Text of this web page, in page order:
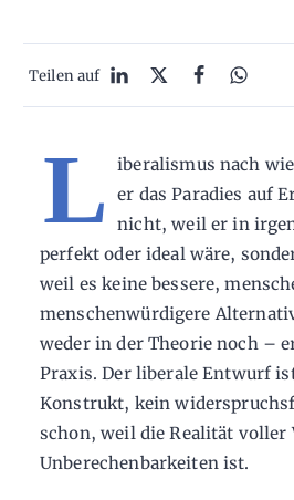
Teilen auf
L
iberalismus nach
er das Paradies auf
nicht, weil er in
perfekt oder ideal wäre,
weil es keine bessere,
menschenwürdigere
weder in der Theorie noch –
Praxis. Der liberale Entwurf
Konstrukt, kein
schon, weil die Realität voller
Unberechenbarkeiten ist.